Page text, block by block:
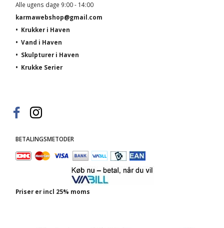
Alle ugens dage 9:00 - 14:00
karmawebshop@gmail.com
• Krukker i Haven
• Vand i Haven
• Skulpturer i Haven
• Krukke Serier
BETALINGSMETODER
Priser er incl 25% moms